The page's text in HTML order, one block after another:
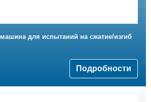
для испытаний на сжатие/изгиб
Подробности